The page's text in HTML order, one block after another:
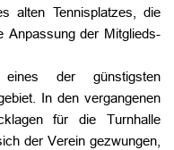
alten Tennisplatzes, die
Anpassung der Mitglieds-
der günstigsten
In den vergangenen
für die Turnhalle
der Verein gezwungen,